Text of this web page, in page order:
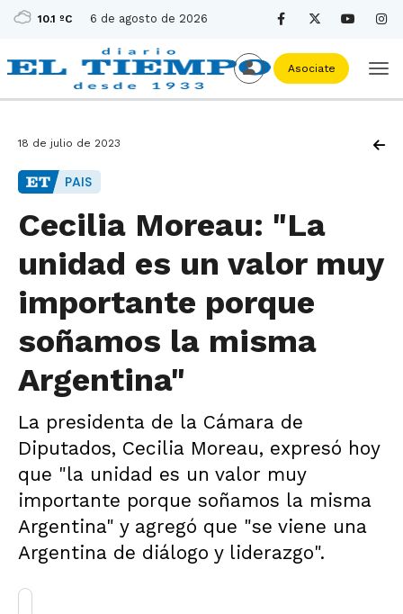
10.1 ºC 6 de agosto de 2026
Asociate
18 de julio de 2023
PAIS
Cecilia Moreau: "La
unidad es un valor muy
importante porque
soñamos la misma
Argentina"
La presidenta de la Cámara de
Diputados, Cecilia Moreau, expresó hoy
que "la unidad es un valor muy
importante porque soñamos la misma
Argentina" y agregó que "se viene una
Argentina de diálogo y liderazgo".